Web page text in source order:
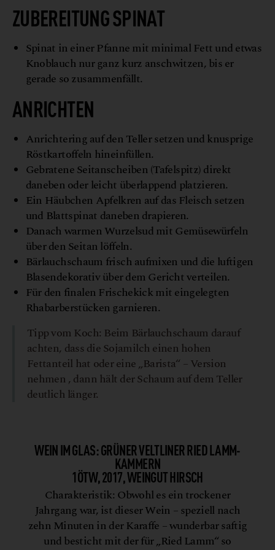
ZUBEREITUNG SPINAT
Spinat in einer Pfanne mit minimal Fett und etwas
Knoblauch nur ganz kurz anschwitzen, bis er
gerade so zusammenfällt.
ANRICHTEN
Anrichtering auf den Teller setzen und knusprige
Röstkartoffeln hineinfüllen.
Gebratene Seitanscheiben (Tafelspitz) direkt
daneben oder leicht überlappend platzieren.
Ein Häubchen Apfelkren auf das Fleisch setzen
und Blattspinat daneben drapieren.
Danach warmen Wurzelsud mit Gemüsewürfeln
über den Seitan löffeln.
Bärlauchschaum frisch aufmixen und die luftigen
Blasendekorativ über dem Gericht verteilen.
Für den finalen Frischekick mit eingelegten
Rhabarberstücken garnieren.
Tipp vom Koch: Beim Bärlauchschaum darauf
achten, dass die Sojamilch einen hohen
Fettanteil hat oder eine „Barista“ – Version
nehmen , dann hält der Schaum auf dem Teller
deutlich länger.
WEIN IM GLAS: GRÜNER VELTLINER RIED LAMM-
KAMMERN
1ÖTW, 2017, WEINGUT HIRSCH
Charakteristik: Obwohl es ein trockener
Jahrgang war, ist dieser Wein – speziell nach
zehn Minuten in der Karaffe – wunderbar saftig
und besticht mit der für „Ried Lamm“ so